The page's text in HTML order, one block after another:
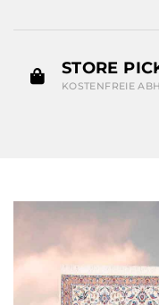
STORE
KOSTENFREIE